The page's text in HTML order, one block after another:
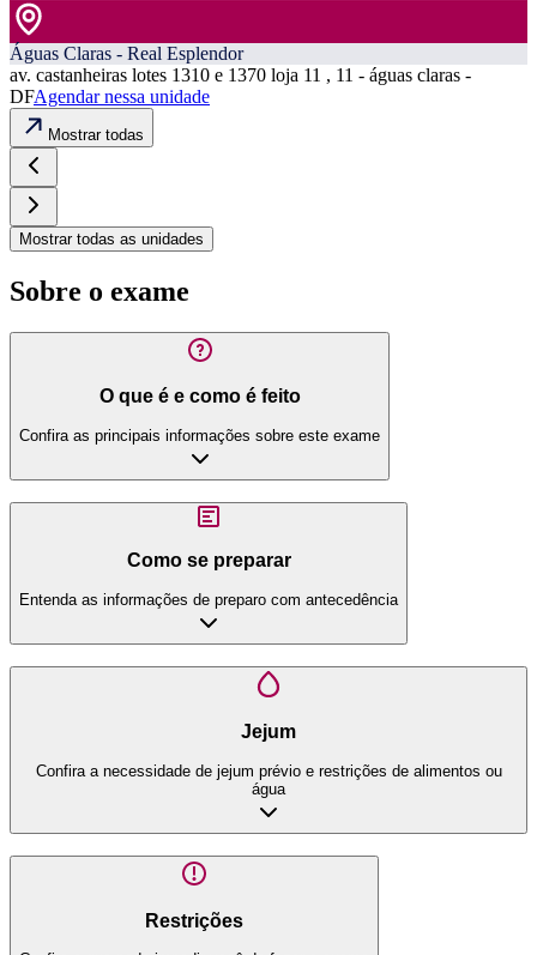
Águas Claras - Real Esplendor
av. castanheiras lotes 1310 e 1370 loja 11 , 11 - águas claras -
DFAgendar nessa unidade
Mostrar todas
Mostrar todas as unidades
Sobre o exame
O que é e como é feito
Confira as principais informações sobre este exame
Como se preparar
Entenda as informações de preparo com antecedência
Jejum
Confira a necessidade de jejum prévio e restrições de alimentos ou
água
Restrições